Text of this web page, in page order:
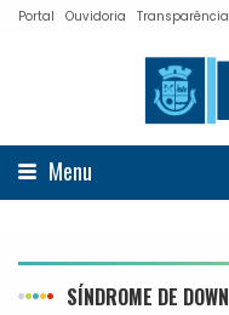
Portal Ouvidoria Transparência
Menu
SÍNDROME DE DOWN